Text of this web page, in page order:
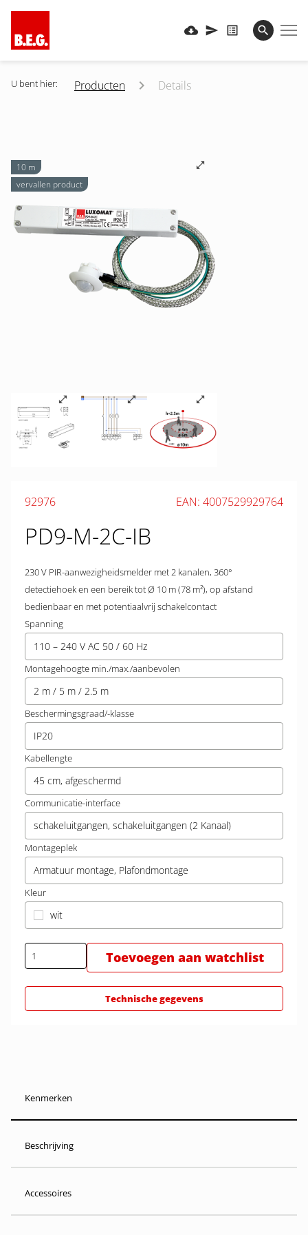
U bent hier: Producten Details
10 m
vervallen product
92976 EAN: 4007529929764
PD9-M-2C-IB
230 V PIR-aanwezigheidsmelder met 2 kanalen, 360°
detectiehoek en een bereik tot Ø 10 m (78 m²), op afstand
bedienbaar en met potentiaalvrij schakelcontact
Spanning
110 – 240 V AC 50 / 60 Hz
Montagehoogte min./max./aanbevolen
2 m / 5 m / 2.5 m
Beschermingsgraad/-klasse
IP20
Kabellengte
45 cm, afgeschermd
Communicatie-interface
schakeluitgangen, schakeluitgangen (2 Kanaal)
Montageplek
Armatuur montage, Plafondmontage
Kleur
wit
Toevoegen aan watchlist
Technische gegevens
Kenmerken
Beschrijving
Accessoires